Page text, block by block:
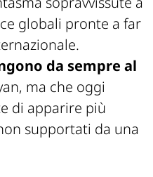
globali pronte a far
da sempre al
ma che oggi
di apparire più
supportati da una